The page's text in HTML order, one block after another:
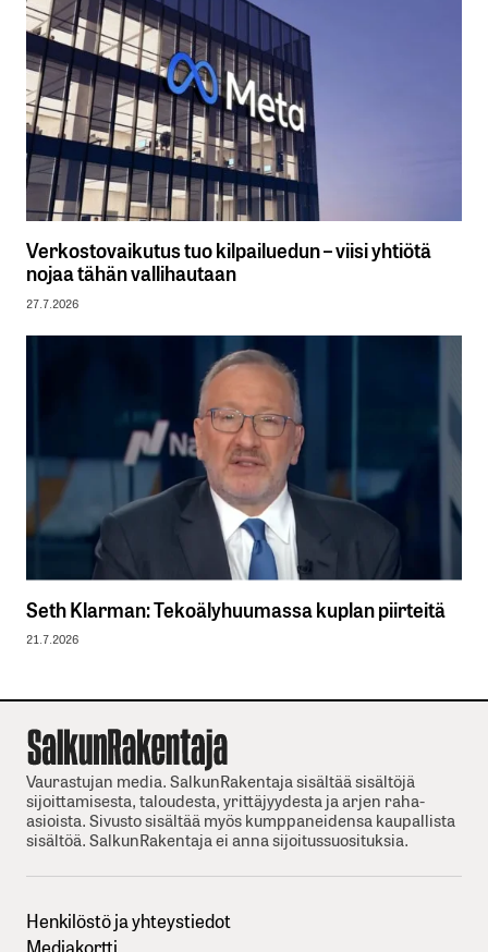
Verkostovaikutus tuo kilpailuedun – viisi yhtiötä
nojaa tähän vallihautaan
27.7.2026
Seth Klarman: Tekoälyhuumassa kuplan piirteitä
21.7.2026
Vaurastujan media. SalkunRakentaja sisältää sisältöjä
sijoittamisesta, taloudesta, yrittäjyydesta ja arjen raha-
asioista. Sivusto sisältää myös kumppaneidensa kaupallista
sisältöä. SalkunRakentaja ei anna sijoitussuosituksia.
Henkilöstö ja yhteystiedot
Mediakortti